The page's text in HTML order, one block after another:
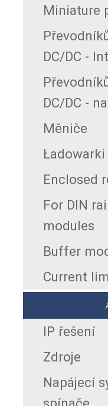
Miniature
DC/DC -
DC/DC -
Měniče
Enclosed
For DIN
modules
Buffer
Current
IP řešení
Zdroje
Napájecí